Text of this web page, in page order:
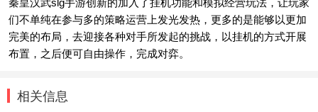
秦皇汉武slg手游创新的加入了挂机功能和模拟经营玩法，让玩家
们不单纯在参与多的策略运营上发光发热，更多的是能够以更加
完美的布局，去迎接各种对手所发起的挑战，以挂机的方式开展
布置，之后便可自由操作，完成对弈。
相关信息